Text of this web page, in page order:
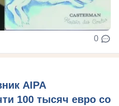
0
AIPA
100 тысяч евро со